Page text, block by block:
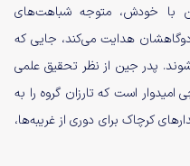
با خودش، متوجه شباهت‌های
هدایت می‌کند، جایی که
پدر جین از نظر تحقیق علمی
است که تارزان گروه را به
کرچاک برای دوری از غریبه‌ها،